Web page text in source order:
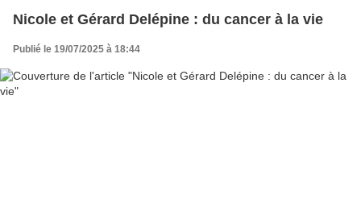
Nicole et Gérard Delépine : du cancer à la vie
Publié le 19/07/2025 à 18:44